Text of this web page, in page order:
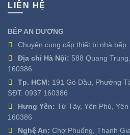
LIÊN HỆ
BẾP AN DƯƠNG
Chuyên cung cấp thiết bị nhà bếp.
Địa chỉ Hà Nội: 588 Quang
160386
Tp. HCM: 191 Gò Dầu, Phường
SĐT: 0937 160386
Hưng Yên: Từ Tây, Yên Phú,
160386
Nghệ An: Chợ Phuống, Thanh